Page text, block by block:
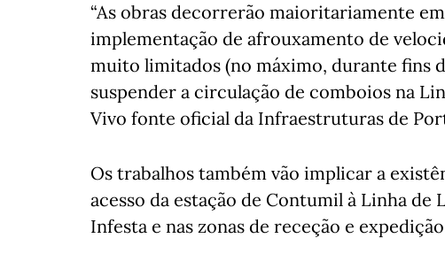
“As obras decorrerão maioritariamente
implementação de afrouxamento de
muito limitados (no máximo, durante fins
suspender a circulação de comboios na
Vivo fonte oficial da Infraestruturas de
Os trabalhos também vão implicar a
acesso da estação de Contumil à Linha de
Infesta e nas zonas de receção e